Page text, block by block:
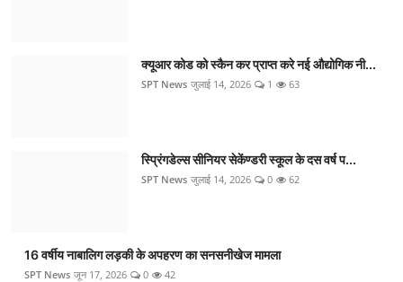
क्यूआर कोड को स्कैन कर प्राप्त करे नई औद्योगिक नी...
SPT News जुलाई 14, 2026 1 63
स्प्रिंगडेल्स सीनियर सेकेंण्डरी स्कूल के दस वर्ष प...
SPT News जुलाई 14, 2026 0 62
16 वर्षीय नाबालिग लड़की के अपहरण का सनसनीखेज मामला
SPT News जून 17, 2026 0 42